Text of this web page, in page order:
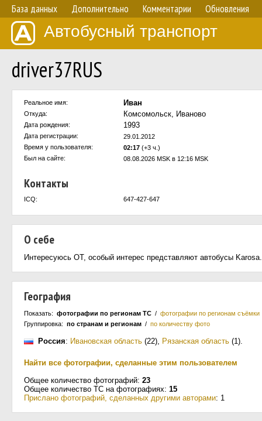
База данных Дополнительно Комментарии Обновления
Автобусный транспорт
driver37RUS
Реальное имя: Иван
Откуда: Комсомольск, Иваново
Дата рождения: 1993
Дата регистрации:
29.01.2012
Время у пользователя:
02:17 (+3 ч.)
Был на сайте:
08.08.2026 MSK в 12:16 MSK
Контакты
ICQ: 647-427-647
О себе
Интересуюсь ОТ, особый интерес представляют автобусы Karosa.
География
Показать: фотографии по регионам ТС / фотографии по регионам съёмки
Группировка: по странам и регионам / по количеству фото
Россия: Ивановская область (22), Рязанская область (1).
Найти все фотографии, сделанные этим пользователем
Общее количество фотографий: 23
Общее количество ТС на фотографиях: 15
Прислано фотографий, сделанных другими авторами: 1